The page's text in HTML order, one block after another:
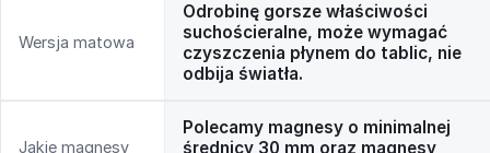
Wersja matowa
Odrobinę gorsze właściwości
suchościeralne, może wymagać
czyszczenia płynem do tablic, nie
odbija światła.
Jakie magnesy
Polecamy magnesy o minimalnej
średnicy 30 mm oraz magnesy